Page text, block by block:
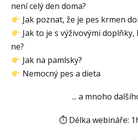
není celý den doma?
Jak poznat, že je pes krmen
Jak to je s výživovými doplňky,
ne?
Jak na pamlsky?
Nemocný pes a dieta
... a mnoho
⏱ Délka webináře: